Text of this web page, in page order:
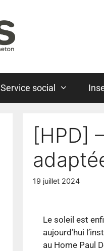
Service social
[HPD]
19 juillet 2024
Le soleil est
aujourd’hui
au Home Paul